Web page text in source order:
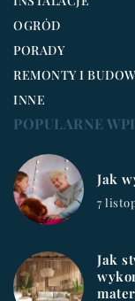
OGRÓD
PORADY
REMONTY I
INNE
POPULARNE
Jak
7
Jak